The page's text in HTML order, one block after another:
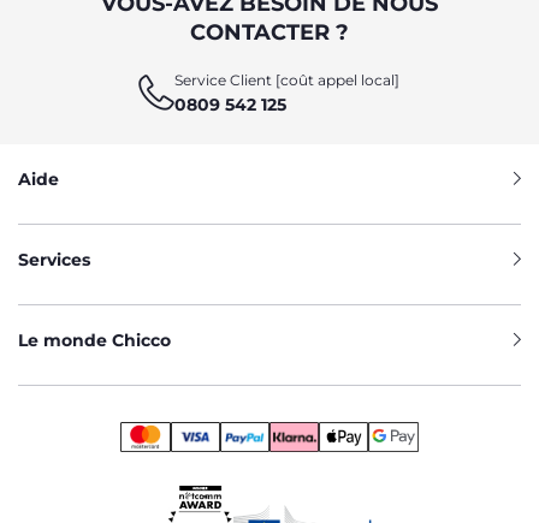
CONTACTER ?
Service Client [coût appel local]
0809 542 125
Aide
Services
Le monde Chicco